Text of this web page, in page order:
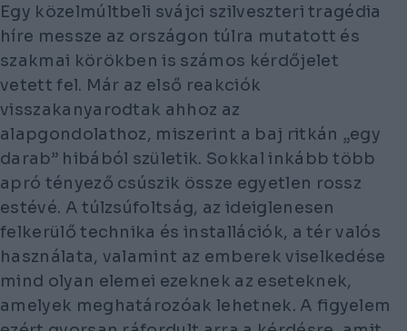
Egy közelmúltbeli svájci szilveszteri tragédia
híre messze az országon túlra mutatott és
szakmai körökben is számos kérdőjelet
vetett fel. Már az első reakciók
visszakanyarodtak ahhoz az
alapgondolathoz, miszerint a baj ritkán „egy
darab” hibából születik. Sokkal inkább több
apró tényező csúszik össze egyetlen rossz
estévé. A túlzsúfoltság, az ideiglenesen
felkerülő technika és installációk, a tér valós
használata, valamint az emberek viselkedése
mind olyan elemei ezeknek az eseteknek,
amelyek meghatározóak lehetnek. A figyelem